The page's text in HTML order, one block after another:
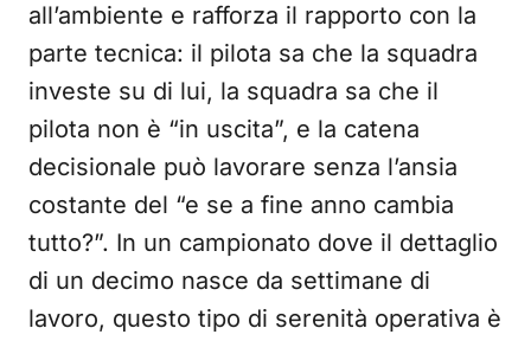
all’ambiente e rafforza il rapporto con la
parte tecnica: il pilota sa che la squadra
investe su di lui, la squadra sa che il
pilota non è “in uscita”, e la catena
decisionale può lavorare senza l’ansia
costante del “e se a fine anno cambia
tutto?”. In un campionato dove il dettaglio
di un decimo nasce da settimane di
lavoro, questo tipo di serenità operativa è